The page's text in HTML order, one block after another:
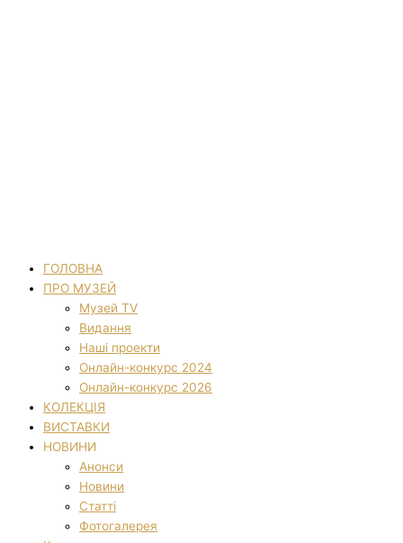
ГОЛОВНА
ПРО МУЗЕЙ
Музей TV
Видання
Наші проекти
Онлайн-конкурс 2024
Онлайн-конкурс 2026
КОЛЕКЦІЯ
ВИСТАВКИ
НОВИНИ
Анонси
Новини
Статті
Фотогалерея